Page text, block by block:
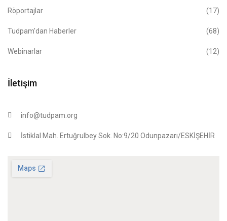
Röportajlar (17)
Tudpam'dan Haberler (68)
Webinarlar (12)
İletişim
info@tudpam.org
İstiklal Mah. Ertuğrulbey Sok. No:9/20 Odunpazarı/ESKİŞEHİR